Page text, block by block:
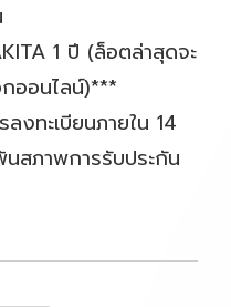
1 ปี (ล็อตล่าสุดจะ
ออนไลน์)***
งทะเบียนภายใน 14
สภาพการรับประกัน